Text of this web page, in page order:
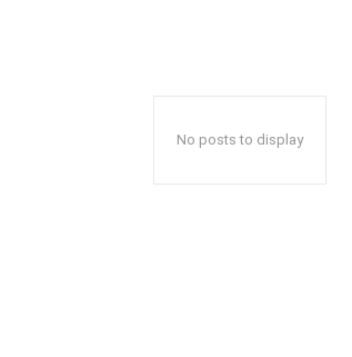
No posts to display